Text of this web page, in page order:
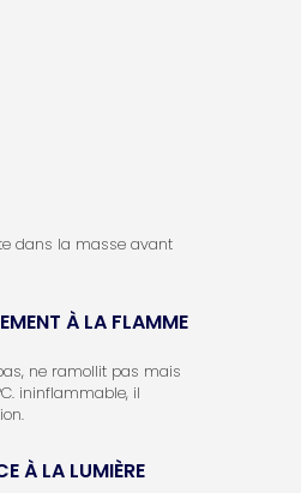
dans la masse avant
À LA FLAMME
ne ramollit pas mais
ininflammable, il
À LA LUMIÈRE